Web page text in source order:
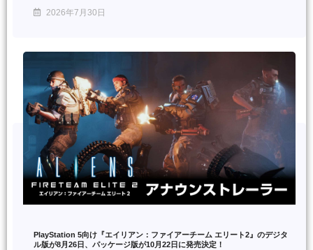
2026年7月30日
PlayStation 5向け『エイリアン：ファイアーチーム エリート2』のデジタ
ル版が8月26日、パッケージ版が10月22日に発売決定！